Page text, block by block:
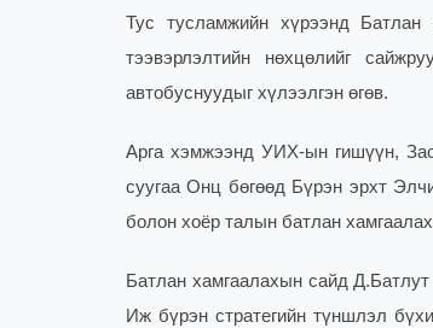
Тус тусламжийн хүрээнд Батлан
тээвэрлэлтийн нөхцөлийг
автобуснуудыг хүлээлгэн өгөв.
Арга хэмжээнд УИХ-ын гишүүн,
суугаа Онц бөгөөд Бүрэн эрхт
болон хоёр талын батлан
Батлан хамгаалахын сайд
Иж бүрэн стратегийн түншлэл